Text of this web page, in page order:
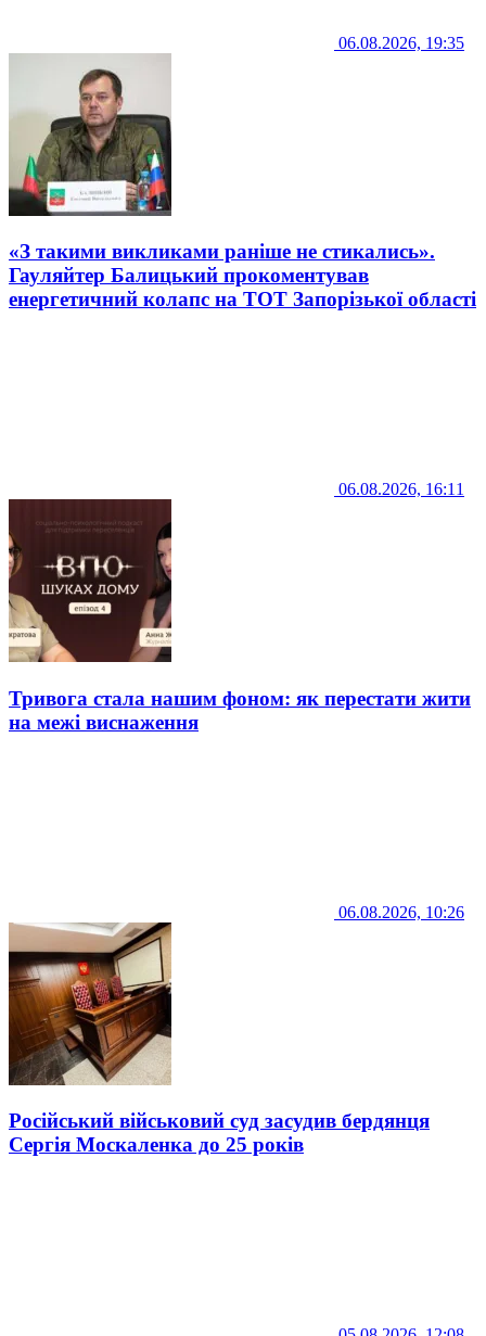
06.08.2026, 19:35
«З такими викликами раніше не стикались».
Гауляйтер Балицький прокоментував
енергетичний колапс на ТОТ Запорізької області
06.08.2026, 16:11
Тривога стала нашим фоном: як перестати жити
на межі виснаження
06.08.2026, 10:26
Російський військовий суд засудив бердянця
Сергія Москаленка до 25 років